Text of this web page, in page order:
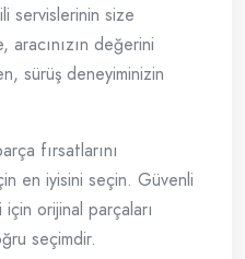
servislerinin size
aracınızın değerini
sürüş deneyiminizin
fırsatlarını
en iyisini seçin. Güvenli
orijinal parçaları
seçimdir.